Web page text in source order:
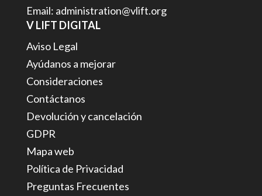
Email: administration@vlift.org
V LIFT DIGITAL
Aviso Legal
Ayúdanos a mejorar
Consideraciones
Contáctanos
Devolución y cancelación
GDPR
Mapa web
Política de Privacidad
Preguntas Frecuentes